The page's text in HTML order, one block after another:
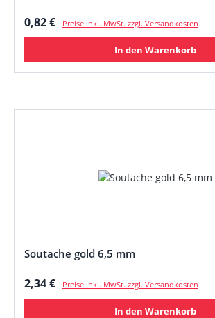
Regulärer Preis:
0,82 € Preise inkl. MwSt. zzgl. Versandkosten
In den Warenkorb
Soutache gold 6,5 mm
Regulärer Preis:
2,34 € Preise inkl. MwSt. zzgl. Versandkosten
In den Warenkorb